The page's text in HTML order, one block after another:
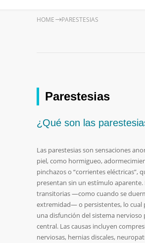
HOME PARESTESIAS
Parestesias
¿Qué son las
Las parestesias son sensaciones
piel, como hormigueo,
pinchazos o “corrientes eléctricas”,
presentan sin un estímulo aparente.
transitorias —como cuando se
extremidad— o persistentes, lo cual
una disfunción del sistema nervioso
central. Las causas incluyen
nerviosas, hernias discales,